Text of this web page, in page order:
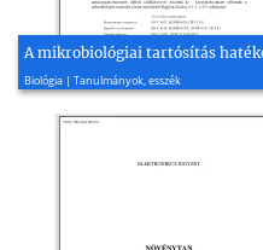
A mikrobiológiai tartósítás
Biológia | Tanulmányok, esszék
2009, 3 oldal